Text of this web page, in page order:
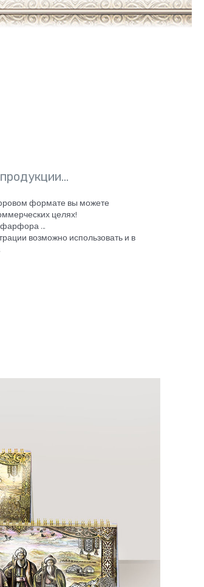
формате вы можете
целях!
фарфора …
возможно использовать и в